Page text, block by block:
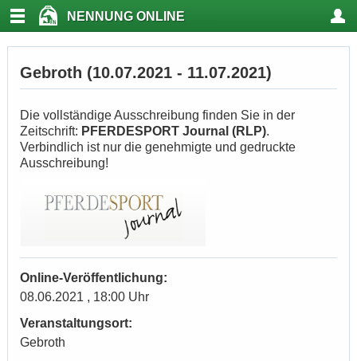
NENNUNG ONLINE
Gebroth (10.07.2021 - 11.07.2021)
Die vollständige Ausschreibung finden Sie in der
Zeitschrift: PFERDESPORT Journal (RLP).
Verbindlich ist nur die genehmigte und gedruckte
Ausschreibung!
Online-Veröffentlichung:
08.06.2021 , 18:00 Uhr
Veranstaltungsort:
Gebroth